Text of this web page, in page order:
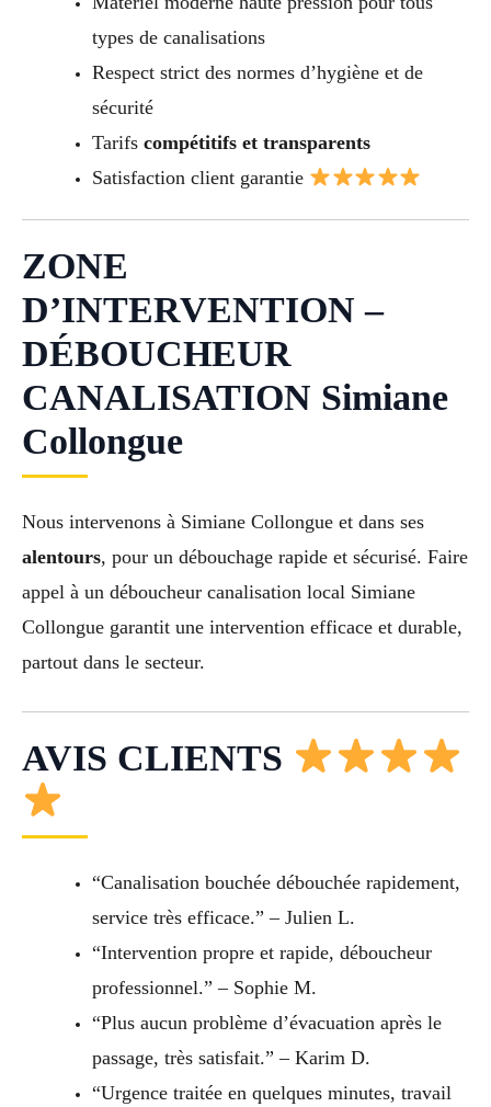
types de canalisations
Respect strict des normes d’hygiène et de
sécurité
Tarifs compétitifs et transparents
Satisfaction client garantie
ZONE
D’INTERVENTION –
DÉBOUCHEUR
CANALISATION Simiane
Collongue
Nous intervenons à Simiane Collongue et dans ses
alentours, pour un débouchage rapide et sécurisé. Faire
appel à un déboucheur canalisation local Simiane
Collongue garantit une intervention efficace et durable,
partout dans le secteur.
AVIS CLIENTS
“Canalisation bouchée débouchée rapidement,
service très efficace.” – Julien L.
“Intervention propre et rapide, déboucheur
professionnel.” – Sophie M.
“Plus aucun problème d’évacuation après le
passage, très satisfait.” – Karim D.
“Urgence traitée en quelques minutes, travail